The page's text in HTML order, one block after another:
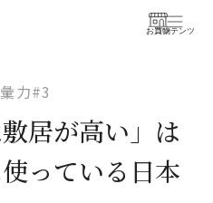
お買物
コンテンツ
力#3
居が高い」は
っている日本